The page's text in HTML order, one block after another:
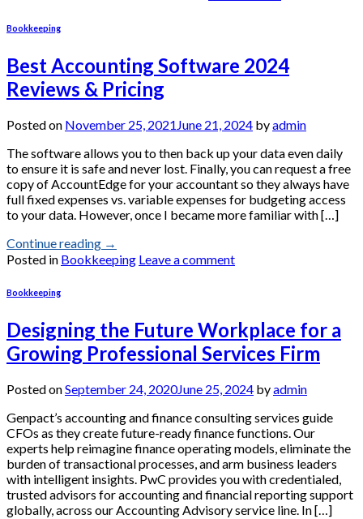
Bookkeeping
Best Accounting Software 2024
Reviews & Pricing
Posted on November 25, 2021June 21, 2024 byadmin
The software allows you to then back up your data even daily
to ensure it is safe and never lost. Finally, you can request a free
copy of AccountEdge for your accountant so they always have
full fixed expenses vs. variable expenses for budgeting access
to your data. However, once I became more familiar with […]
Continue reading →
Posted in Bookkeeping Leave a comment
Bookkeeping
Designing the Future Workplace for a
Growing Professional Services Firm
Posted onSeptember 24, 2020June 25, 2024 byadmin
Genpact’s accounting and finance consulting services guide
CFOs as they create future-ready finance functions. Our
experts help reimagine finance operating models, eliminate the
burden of transactional processes, and arm business leaders
with intelligent insights. PwC provides you with credentialed,
trusted advisors for accounting and financial reporting support
globally, across our Accounting Advisory service line. In […]